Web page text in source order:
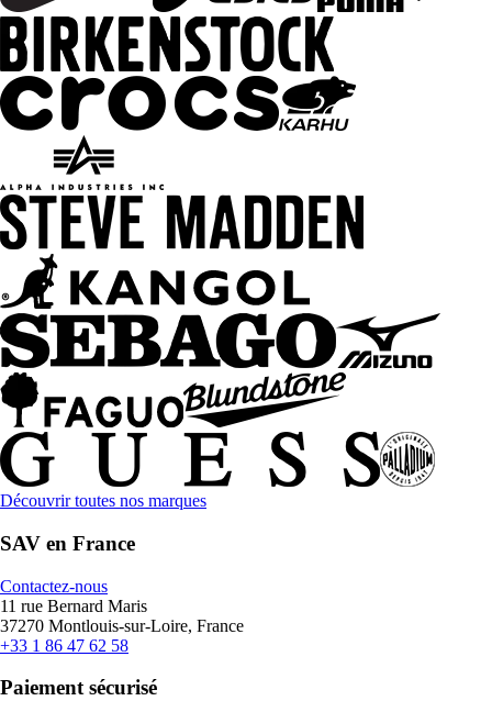
Découvrir toutes nos marques
SAV en France
Contactez-nous
11 rue Bernard Maris
37270 Montlouis-sur-Loire, France
+33 1 86 47 62 58
Paiement sécurisé